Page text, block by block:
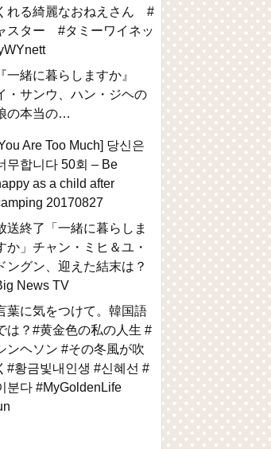
れる綺麗なおねえさん #
スター #タミーワイネッ
『一緒に暮らしますか』
・サンウ、ハン・ジヘの
の本当の…
Are Too Much] 당신은
무합니다 50회 – Be
as a child after
20170827
送終了「一緒に暮らしま
か」チャン・ミヒ＆ユ・
ングン、迎えた結末は？
News TV
葉に気をつけて。韓国語
は？#黄金色の私の人生 #
ンヘソン #その冬風が吹
#황금빛내인생 #신혜선 #
분다 #MyGoldenLife